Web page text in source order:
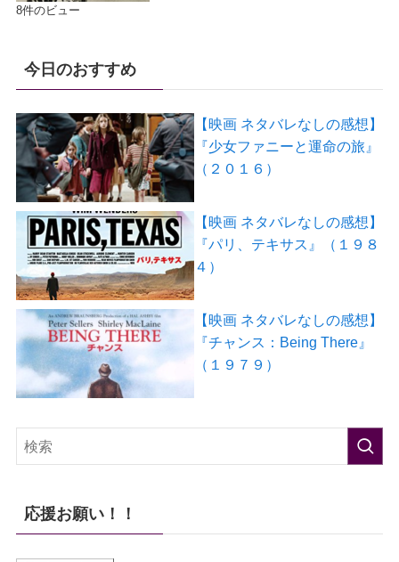
8件のビュー
今日のおすすめ
【映画 ネタバレなしの感想】
『少女ファニーと運命の旅』
（２０１６）
【映画 ネタバレなしの感想】
『パリ、テキサス』（１９８
４）
【映画 ネタバレなしの感想】
『チャンス：Being There』
（１９７９）
応援お願い！！